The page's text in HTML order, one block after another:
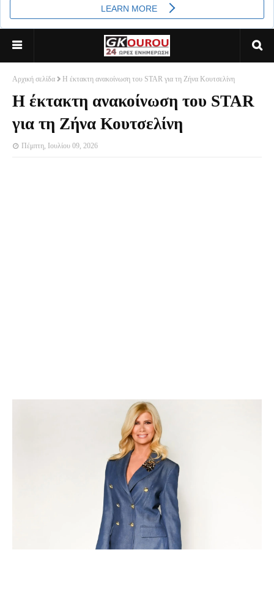
Αρχική σελίδα Η έκτακτη ανακοίνωση του STAR για τη Ζήνα Κουτσελίνη
Η έκτακτη ανακοίνωση του STAR
για τη Ζήνα Κουτσελίνη
Πέμπτη, Ιουλίου 09, 2026